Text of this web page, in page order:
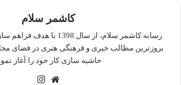
کاشمر سلام
رسانه کاشمر سلام، از سال
بروزترین مطالب خبری و فرهنگی هنری در فضای
حاشیه سازی کار خود را آغاز
وبسایت